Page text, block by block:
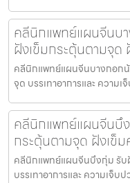
คลีนิกแพทย์แผนจีนบ
ฝังเข็มกระตุ้นตามจุด
คลีนิกแพทย์แผนจีนบางกอกน้
จุด บรรเทาอาการและ ควา
คลีนิกแพทย์แผนจีนบึ
กระตุ้นตามจุด ฝังเข็
คลีนิกแพทย์แผนจีนบึงกุ่ม รับ
บรรเทาอาการและ ความเจ็